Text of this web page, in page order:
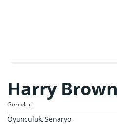
Harry Brown
Görevleri
Oyunculuk, Senaryo